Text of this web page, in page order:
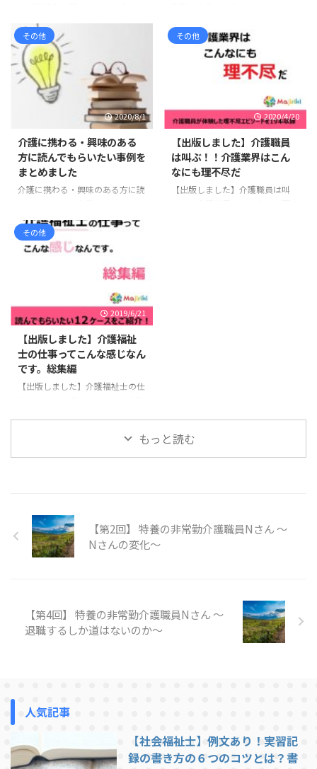
う」と不安に感じます。 実際、
実習中に指導を受ける場面は少な
くありません。しかし、その多く
は能力の問題ではなく、基本的な
姿勢やマナーに関するものです。
実習先の職員は、学生を厳しく指
導したいわけではありません。む
しろ「福祉職として大切な姿勢」
ら指導しています。 この記事で
は、社会福祉士実習で指導を受け
やすい学生の特徴と、実習前に意
識しておきたいポイントを紹介し
習で最も多く指導されるのが ...
てください」 指定申請、基礎研
修、資格取得、転職など、理由は
さまざまですが、この一言で一気
に気持ちが重くなる方は少なくあ
ている。でも、正直しんどい」
この記事では、福祉業界で実際に
明書を自分で依頼しようとしたと
きにつまずきやすい理由を整理し
ます。 実は、利用する方が増えて
います！実務経験証明書請求代行
その他
2020/8/1
介護に携わる・興味のある
方に読んでもらいたい事例を
まとめました
介護に携わる・興味のある方に読
た（小説風） ケース検討会等で
の事例報告のように堅い感じでは
なく読みやすい小説風です。
・介護福祉士の仕事ってこんな感
のある方に読んでもらいたい1冊
です。本HPで連載していた事例
ています。シリーズの総集編で、
総字数7万文字程度で読みごたえ
があると思います。Kindle
Unlimited 会員は無料で読むこと
その他
2020/4/20
【出版しました】介護職員
は叫ぶ！！介護業界はこん
なにも理不尽だ
【出版しました】介護職員は叫
その他
2019/6/21
【出版しました】介護福祉
士の仕事ってこんな感じなん
です。総集編
【出版しました】介護福祉士の仕
として働いた実際の事例を紹介し
ています。 読めば専門職の介護
たい事例です。 Kindle Unlimited
で無料で読めるように登録してお
ります。 2.特養へ入所後、ADLが
向上したYさん より抜粋 病院か
お ...
もっと読む
【第2回】 特養の非常勤介護職員Nさん ～
Nさんの変化～
【第4回】 特養の非常勤介護職員Nさん ～
退職するしか道はないのか～
人気記事
【社会福祉士】例文あり！実習記
録の書き方の６つのコツとは？書